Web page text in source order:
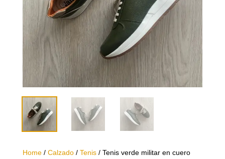
Home/ Calzado/ Tenis/ Tenis verde militar en cuero